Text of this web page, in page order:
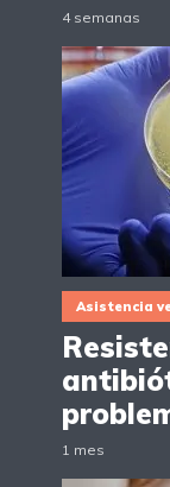
4 semanas
Asistencia
1 mes